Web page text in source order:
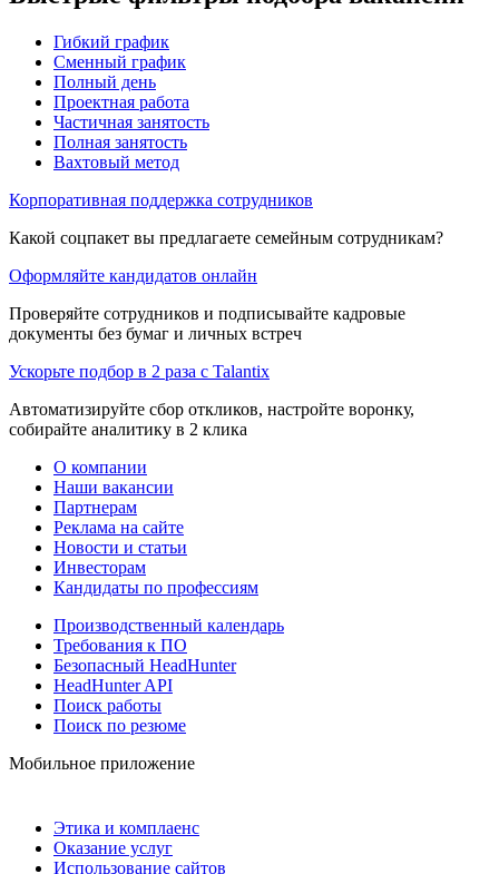
Гибкий график
Сменный график
Полный день
Проектная работа
Частичная занятость
Полная занятость
Вахтовый метод
Корпоративная поддержка сотрудников
Какой соцпакет вы предлагаете семейным сотрудникам?
Оформляйте кандидатов онлайн
Проверяйте сотрудников и подписывайте кадровые
документы без бумаг и личных встреч
Ускорьте подбор в 2 раза с Talantix
Автоматизируйте сбор откликов, настройте воронку,
собирайте аналитику в 2 клика
О компании
Наши вакансии
Партнерам
Реклама на сайте
Новости и статьи
Инвесторам
Кандидаты по профессиям
Производственный календарь
Требования к ПО
Безопасный HeadHunter
HeadHunter API
Поиск работы
Поиск по резюме
Мобильное приложение
Этика и комплаенс
Оказание услуг
Использование сайтов